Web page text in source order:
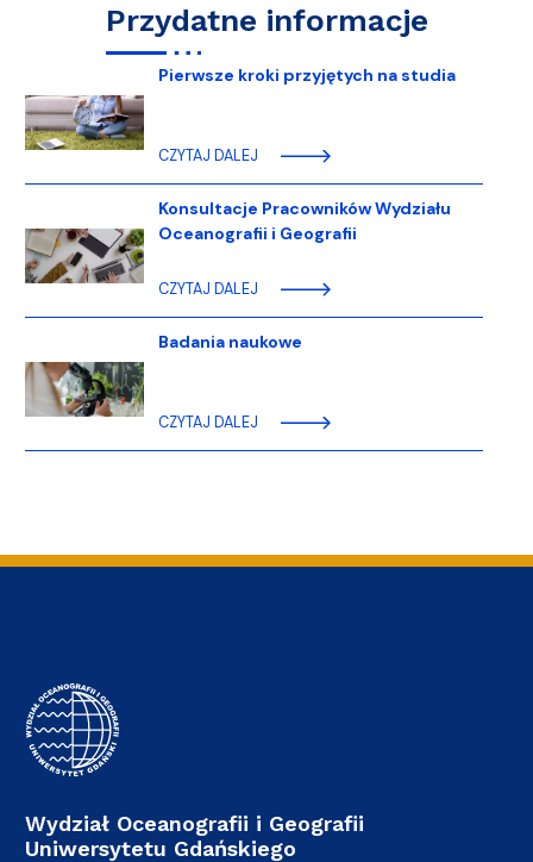
Przydatne informacje
Pierwsze kroki przyjętych na studia
CZYTAJ DALEJ
Konsultacje Pracowników Wydziału
Oceanografii i Geografii
CZYTAJ DALEJ
Badania naukowe
CZYTAJ DALEJ
Wydział Oceanografii i Geografii
Uniwersytetu Gdańskiego